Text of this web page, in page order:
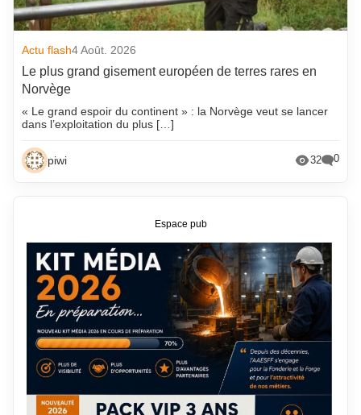
Actu flash4 Août. 2026
Le plus grand gisement européen de terres rares en
Norvège
« Le grand espoir du continent » : la Norvège veut se lancer
dans l’exploitation du plus […]
piwi 32 0
Espace pub